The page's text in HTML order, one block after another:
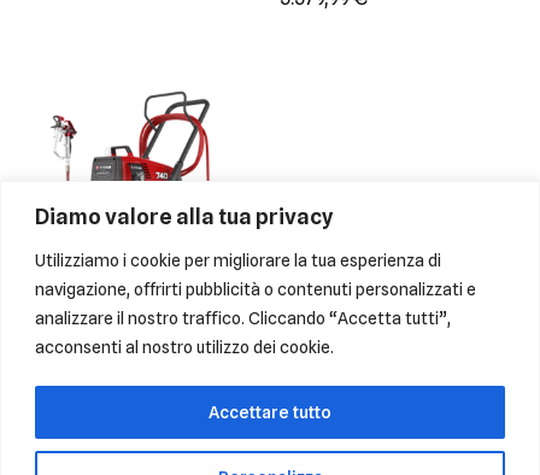
Diamo valore alla tua privacy
Utilizziamo i cookie per migliorare la tua esperienza di
navigazione, offrirti pubblicità o contenuti personalizzati e
analizzare il nostro traffico. Cliccando “Accetta tutti”,
acconsenti al nostro utilizzo dei cookie.
Accettare tutto
Pompa a pistone airless